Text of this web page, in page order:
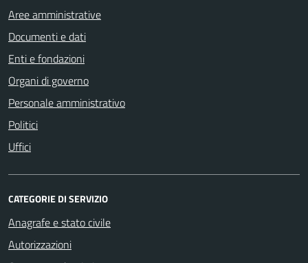
Aree amministrative
Documenti e dati
Enti e fondazioni
Organi di governo
Personale amministrativo
Politici
Uffici
CATEGORIE DI SERVIZIO
Anagrafe e stato civile
Autorizzazioni